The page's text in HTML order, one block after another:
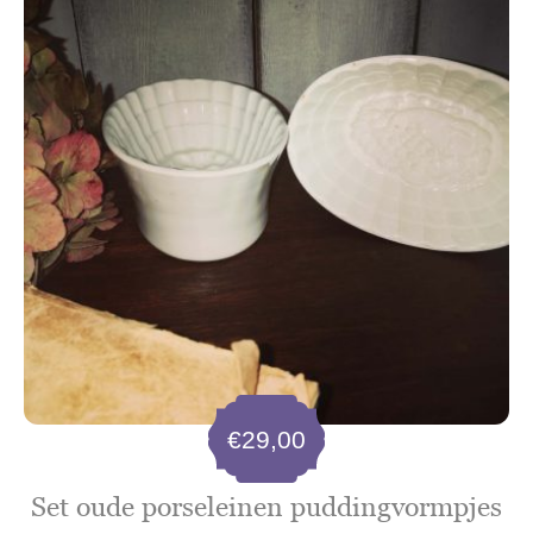
Set oude porseleinen puddingvormpjes
€29,00